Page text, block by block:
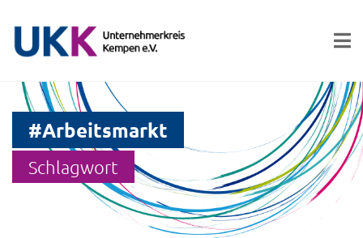
#Arbeitsmarkt
Schlagwort